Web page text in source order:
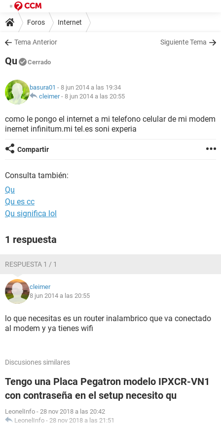
Foros Internet
Tema Anterior Siguiente Tema
Qu Cerrado
basura01 - 8 jun 2014 a las 19:34
cleimer- 8 jun 2014 a las 20:55
como le pongo el internet a mi telefono celular de mi modem
inernet infinitum.mi tel.es soni experia
Compartir
Consulta también:
Qu
Qu es cc
Qu significa lol
1 respuesta
RESPUESTA 1 / 1
cleimer
8 jun 2014 a las 20:55
lo que necesitas es un router inalambrico que va conectado
al modem y ya tienes wifi
Discusiones similares
Tengo una Placa Pegatron modelo IPXCR-VN1
con contraseña en el setup necesito qu
LeonelInfo - 28 nov 2018 a las 20:42
LeonelInfo - 28 nov 2018 a las 21:51